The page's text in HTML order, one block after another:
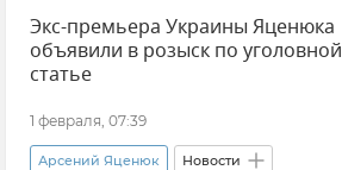
Политика Киев
Виктор Янукович (политик)
Спецподразделение "Беркут"
Экс-премьера Украины Яценюка
объявили в розыск по уголовной
статье
1 февраля, 07:39
Арсений Яценюк Новости